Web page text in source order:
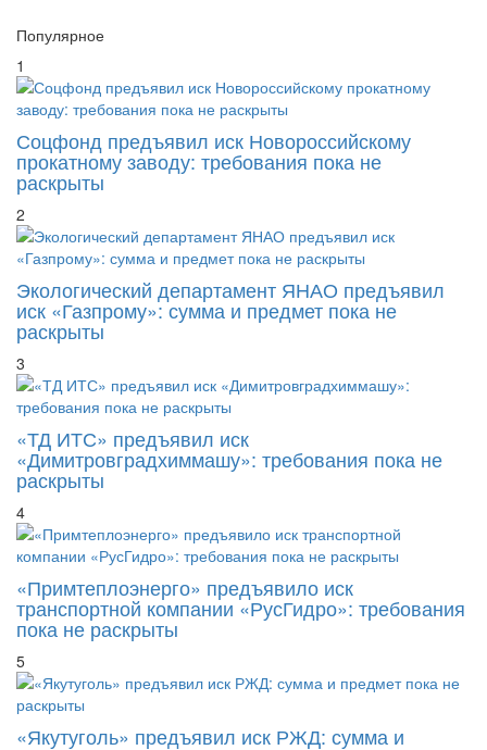
1
Соцфонд предъявил иск Новороссийскому
прокатному заводу: требования пока не
раскрыты
2
Экологический департамент ЯНАО предъявил
иск «Газпрому»: сумма и предмет пока не
раскрыты
3
«ТД ИТС» предъявил иск
«Димитровградхиммашу»: требования пока не
раскрыты
4
«Примтеплоэнерго» предъявило иск
транспортной компании «РусГидро»: требования
пока не раскрыты
5
«Якутуголь» предъявил иск РЖД: сумма и
предмет пока не раскрыты